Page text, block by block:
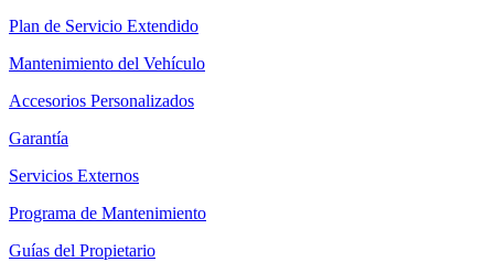
Plan de Servicio Extendido
Mantenimiento del Vehículo
Accesorios Personalizados
Garantía
Servicios Externos
Programa de Mantenimiento
Guías del Propietario